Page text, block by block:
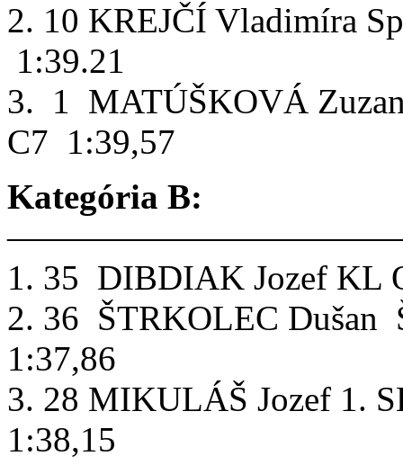
2. 10 KREJČÍ Vladimíra
1:39.21
3. 1 MATÚŠKOVÁ
C7 1:39,57
Kategória B:
1. 35 DIBDIAK Jozef KL
2. 36 ŠTRKOLEC Dušan
1:37,86
3. 28 MIKULÁŠ Jozef 1.
1:38,15